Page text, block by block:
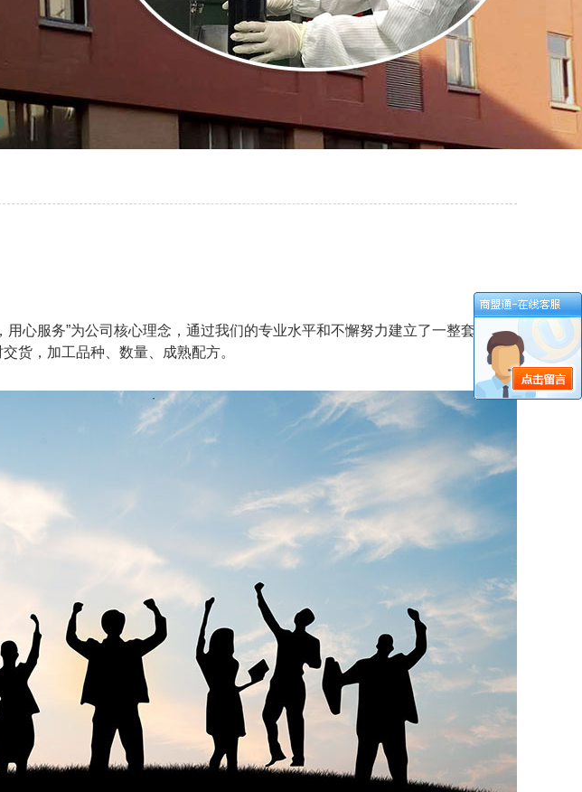
心服务”为公司核心理念，通过我们的专业水平和不懈努力建立了一整套以
货，加工品种、数量、成熟配方。